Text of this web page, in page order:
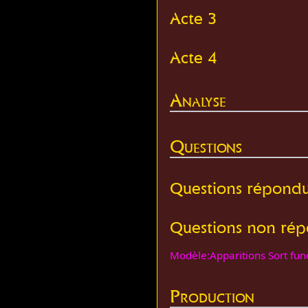
Acte 3
Acte 4
Analyse
Questions
Questions
Questions non
Modèle:Apparitions Sort
Production